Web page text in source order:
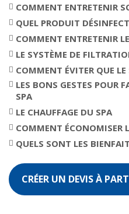
COMMENT ENTRETENIR
QUEL PRODUIT
COMMENT ENTRETENIR
LE SYSTÈME DE
COMMENT ÉVITER QUE
LES BONS GESTES POUR
SPA
LE CHAUFFAGE DU SPA
COMMENT ÉCONOMISER
QUELS SONT LES
CRÉER UN DEVIS À